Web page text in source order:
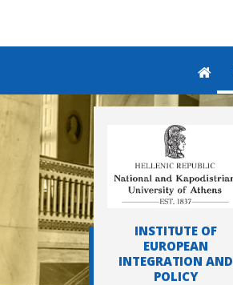
INSTITUTE OF
EUROPEAN
INTEGRATION AND
POLICY